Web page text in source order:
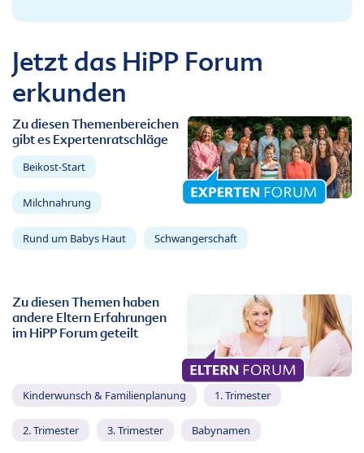
Jetzt das HiPP Forum
erkunden
Zu diesen Themenbereichen
gibt es Expertenratschläge
Beikost-Start
Milchnahrung
Rund um Babys Haut Schwangerschaft
Zu diesen Themen haben
andere Eltern Erfahrungen
im HiPP Forum geteilt
Kinderwunsch & Familienplanung 1. Trimester
2. Trimester 3. Trimester Babynamen